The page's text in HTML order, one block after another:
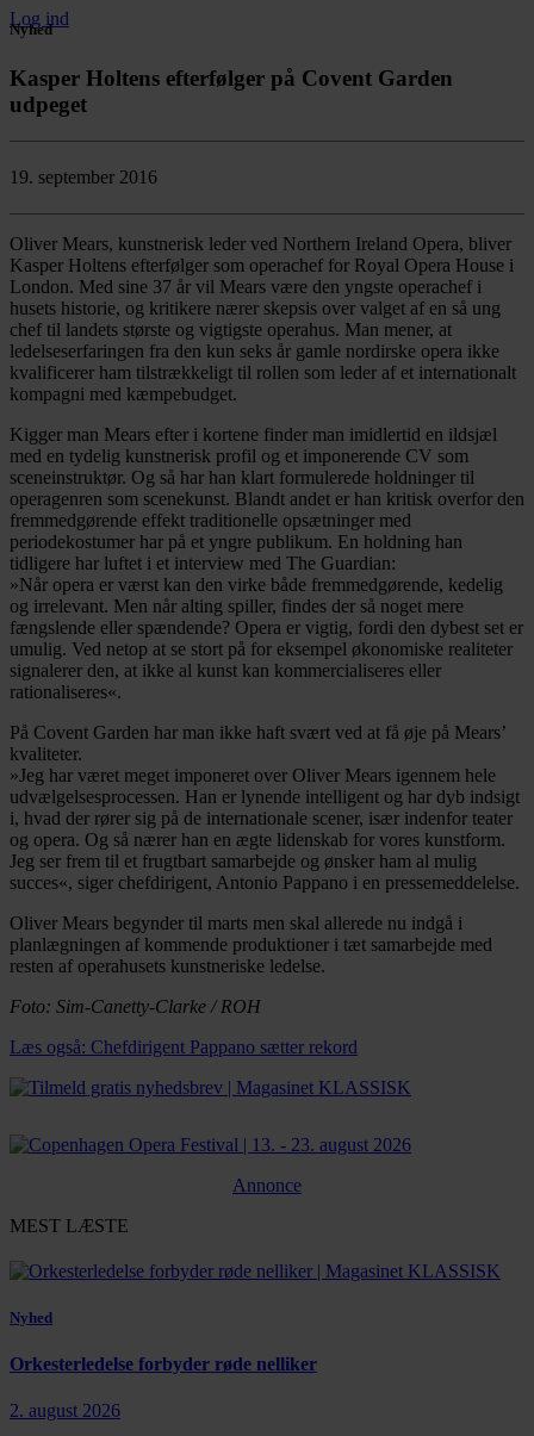
Log ind
Nyhed
Kasper Holtens efterfølger på Covent Garden
udpeget
19. september 2016
Oliver Mears, kunstnerisk leder ved Northern Ireland Opera, bliver
Kasper Holtens efterfølger som operachef for Royal Opera House i
London. Med sine 37 år vil Mears være den yngste operachef i
husets historie, og kritikere nærer skepsis over valget af en så ung
chef til landets største og vigtigste operahus. Man mener, at
ledelseserfaringen fra den kun seks år gamle nordirske opera ikke
kvalificerer ham tilstrækkeligt til rollen som leder af et internationalt
kompagni med kæmpebudget.
Kigger man Mears efter i kortene finder man imidlertid en ildsjæl
med en tydelig kunstnerisk profil og et imponerende CV som
sceneinstruktør. Og så har han klart formulerede holdninger til
operagenren som scenekunst. Blandt andet er han kritisk overfor den
fremmedgørende effekt traditionelle opsætninger med
periodekostumer har på et yngre publikum. En holdning han
tidligere har luftet i et interview med The Guardian:
»Når opera er værst kan den virke både fremmedgørende, kedelig
og irrelevant. Men når alting spiller, findes der så noget mere
fængslende eller spændende? Opera er vigtig, fordi den dybest set er
umulig. Ved netop at se stort på for eksempel økonomiske realiteter
signalerer den, at ikke al kunst kan kommercialiseres eller
rationaliseres«.
På Covent Garden har man ikke haft svært ved at få øje på Mears’
kvaliteter.
»Jeg har været meget imponeret over Oliver Mears igennem hele
udvælgelsesprocessen. Han er lynende intelligent og har dyb indsigt
i, hvad der rører sig på de internationale scener, især indenfor teater
og opera. Og så nærer han en ægte lidenskab for vores kunstform.
Jeg ser frem til et frugtbart samarbejde og ønsker ham al mulig
succes«, siger chefdirigent, Antonio Pappano i en pressemeddelelse.
Oliver Mears begynder til marts men skal allerede nu indgå i
planlægningen af kommende produktioner i tæt samarbejde med
resten af operahusets kunstneriske ledelse.
Foto: Sim-Canetty-Clarke / ROH
Læs også: Chefdirigent Pappano sætter rekord
Annonce
MEST LÆSTE
Nyhed
Orkesterledelse forbyder røde nelliker
2. august 2026